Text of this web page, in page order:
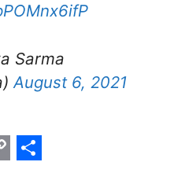
Sarma
August 6, 2021